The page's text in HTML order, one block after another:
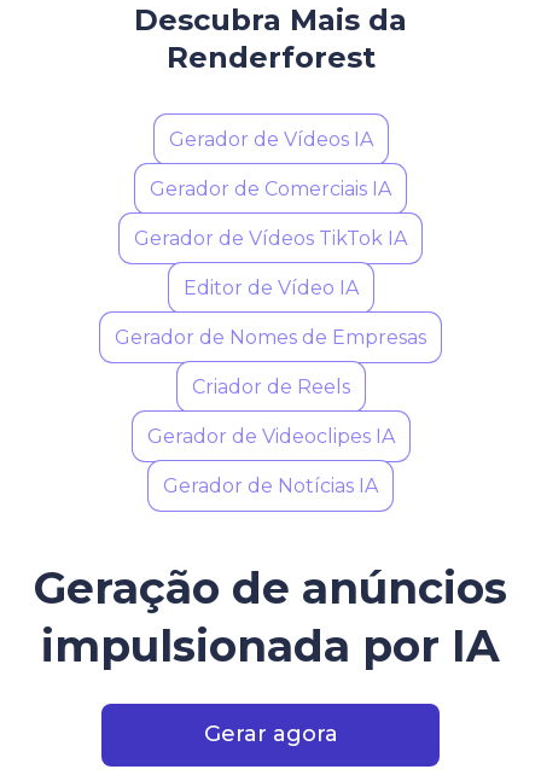
Descubra Mais da
Renderforest
Gerador de Vídeos IA
Gerador de Comerciais IA
Gerador de Vídeos TikTok IA
Editor de Vídeo IA
Gerador de Nomes de Empresas
Criador de Reels
Gerador de Videoclipes IA
Gerador de Notícias IA
Geração de anúncios
impulsionada por IA
Gerar agora